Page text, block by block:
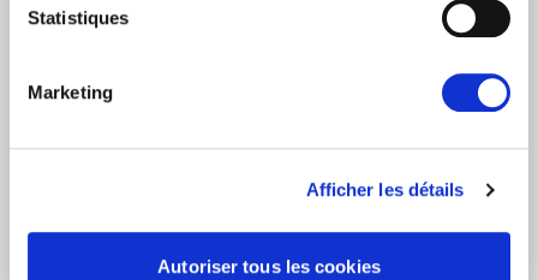
Statistiques
Marketing
Afficher les détails
Autoriser tous les cookies
communication language